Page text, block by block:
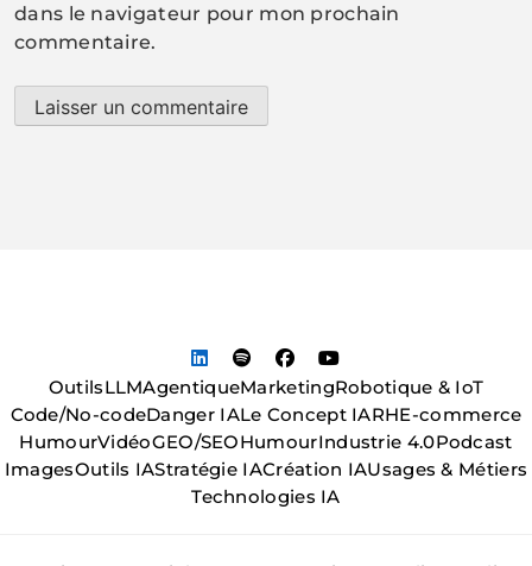
dans le navigateur pour mon prochain
commentaire.
OutilsLLMAgentiqueMarketingRobotique & IoT
Code/No-codeDanger IALe Concept IARHE-commerce
HumourVidéoGEO/SEOHumourIndustrie 4.0Podcast
ImagesOutils IAStratégie IACréation IAUsages & Métiers
Technologies IA